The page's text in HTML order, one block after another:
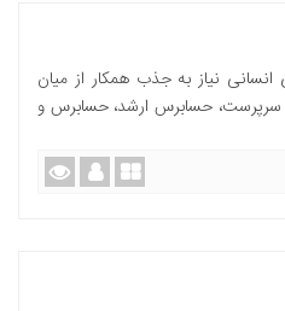
نیاز به جذب همکار از میان
سرپرست، حسابرس ارشد، حسابرس و